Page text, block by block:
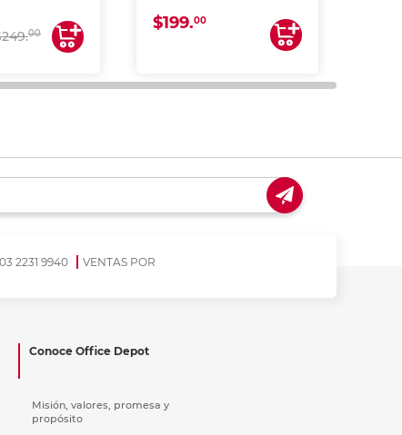
00
$199.00
2231 9940
VENTAS POR
Conoce Office Depot
Misión, valores, promesa y
propósito